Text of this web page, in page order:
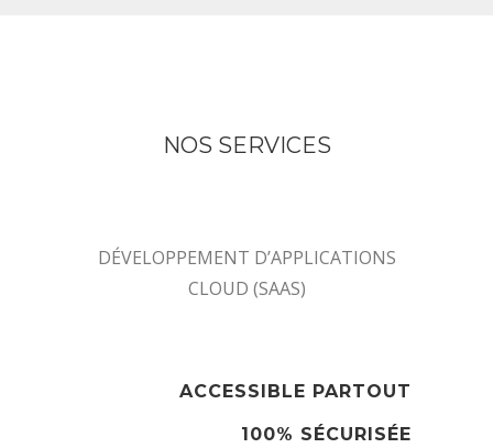
NOS SERVICES
DÉVELOPPEMENT D’APPLICATIONS
CLOUD (SAAS)
ACCESSIBLE PARTOUT
100% SÉCURISÉE